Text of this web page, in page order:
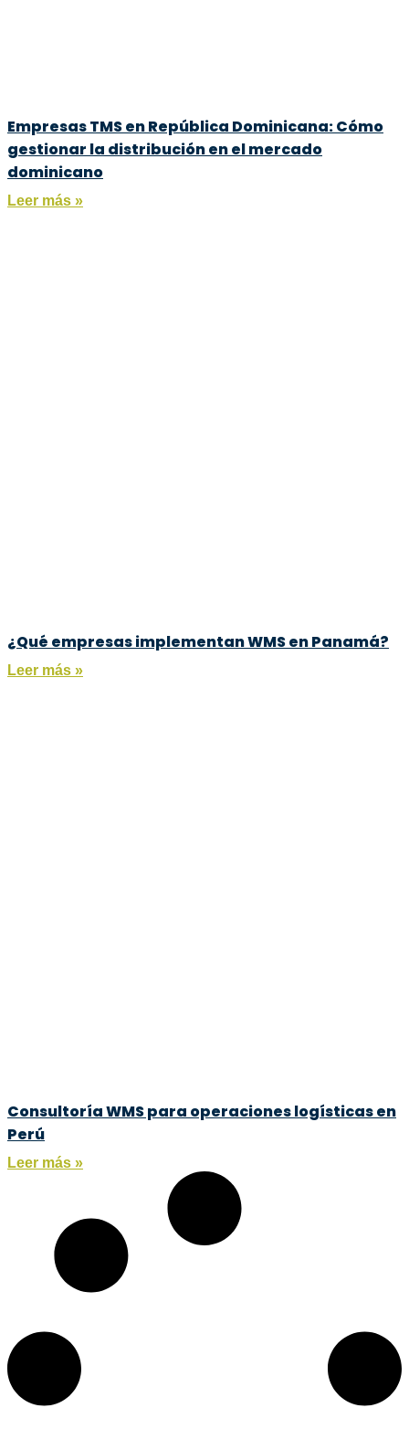
Empresas TMS en República Dominicana: Cómo
gestionar la distribución en el mercado
dominicano
Leer más »
¿Qué empresas implementan WMS en Panamá?
Leer más »
Consultoría WMS para operaciones logísticas en
Perú
Leer más »